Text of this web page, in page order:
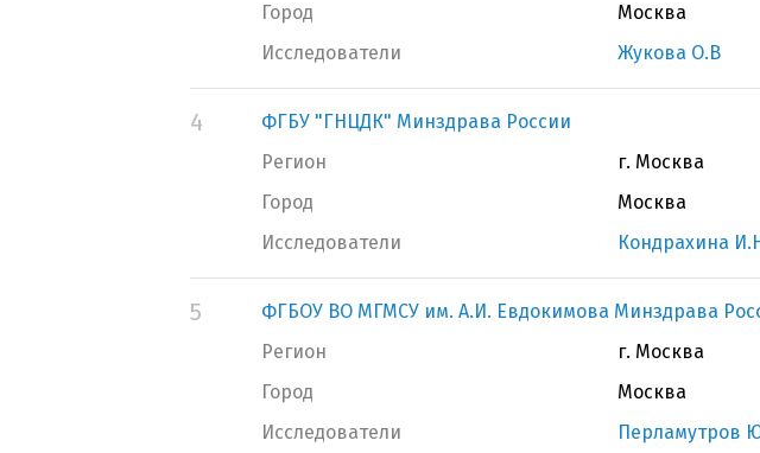
Город
Москва
Исследователи
Жукова О.В
4
ФГБУ "ГНЦДК" Минздрава России
Регион
г. Москва
Город
Москва
Исследователи
Кондрахина
5
ФГБОУ ВО МГМСУ им. А.И. Евдокимова Минздрава
Регион
г. Москва
Город
Москва
Исследователи
Перламутров